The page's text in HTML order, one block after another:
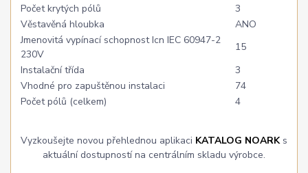
Počet krytých pólů
3
Věstavěná hloubka
ANO
Jmenovitá vypínací schopnost Icn IEC 60947-2
230V
15
Instalační třída
3
Vhodné pro zapuštěnou instalaci
74
Počet pólů (celkem)
4
Vyzkoušejte novou přehlednou aplikaci KATALOG NOARKs
aktuální dostupností na centrálním skladu výrobce.